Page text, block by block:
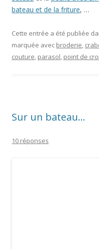
bateau et de la friture, …
Cette entrée a été publiée
marquée avec broderie,
couture, parasol, point de
Sur un bateau…
10 réponses